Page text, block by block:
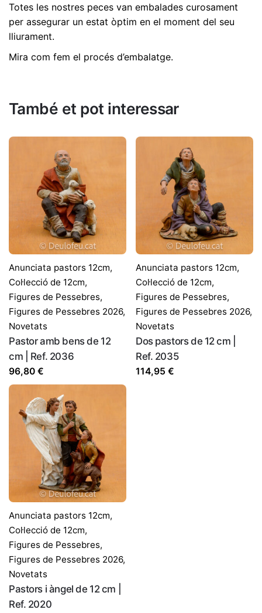
Totes les nostres peces van embalades curosament
per assegurar un estat òptim en el moment del seu
lliurament.
Mira com fem el procés d’embalatge.
Ref. 2431"
L'adreça electrònica no es publicarà.
*
Desa el meu nom, correu electrònic i lloc web en
aquest navegador per a la pròxima vegada que comenti.
També et pot interessar
Anunciata pastors 12cm,
Col·lecció de 12cm,
Figures de Pessebres,
Figures de Pessebres 2026,
Novetats
Pastor amb bens de 12
cm | Ref. 2036
96,80 €
Anunciata pastors 12cm,
Col·lecció de 12cm,
Figures de Pessebres,
Figures de Pessebres 2026,
Novetats
Dos pastors de 12 cm |
Ref. 2035
114,95 €
Anunciata pastors 12cm,
Col·lecció de 12cm,
Figures de Pessebres,
Figures de Pessebres 2026,
Novetats
Pastors i àngel de 12 cm |
Ref. 2020